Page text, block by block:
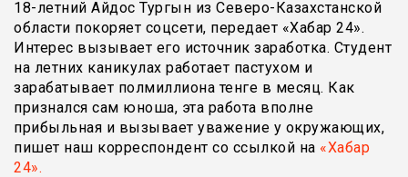
18-летний Айдос Тургын из Северо-Казахстанской
области покоряет соцсети, передает «Хабар 24».
Интерес вызывает его источник заработка. Студент
на летних каникулах работает пастухом и
зарабатывает полмиллиона тенге в месяц. Как
признался сам юноша, эта работа вполне
прибыльная и вызывает уважение у окружающих,
пишет наш корреспондент со ссылкой на «Хабар
24».